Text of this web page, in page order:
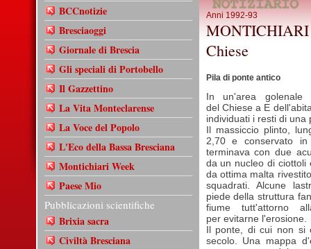
BCCnotizie
Bresciaoggi
Giornale di Brescia
Gli speciali di Portobello
Il Gazzettino
La Vita Monteclarense
La Voce del Popolo
L'Eco della Bassa Bresciana
Montichiari Week
Paese Mio
Pubblicazioni scientifiche
Brixia sacra
Civiltà Bresciana
Anni 1992-93
MONTICHIARI
Chiese
Pila di ponte antico
In un'area golenale
del Chiese a E
individuati i resti di una
Il massiccio plinto,
2,70 e conservato
terminava con due
da un nucleo di ciottoli
da ottima malta
squadrati. Alcune
piede della struttura
fiume tutt'attorno
per evitarne l'erosione.
Il ponte, di cui non si
secolo. Una mappa